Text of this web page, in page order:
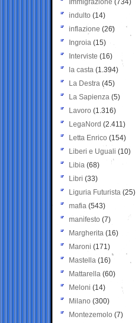
Immigrazione (734)
indulto (14)
inflazione (26)
Ingroia (15)
Interviste (16)
la casta (1.394)
La Destra (45)
La Sapienza (5)
Lavoro (1.316)
LegaNord (2.411)
Letta Enrico (154)
Liberi e Uguali (10)
Libia (68)
Libri (33)
Liguria Futurista (25)
mafia (543)
manifesto (7)
Margherita (16)
Maroni (171)
Mastella (16)
Mattarella (60)
Meloni (14)
Milano (300)
Montezemolo (7)